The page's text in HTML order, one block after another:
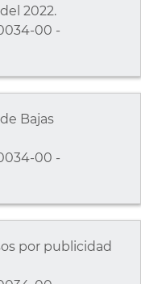
2022.
00 -
Bajas
00 -
por publicidad